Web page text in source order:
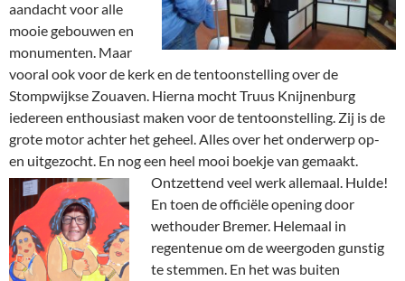
aandacht voor alle
mooie gebouwen en
monumenten. Maar
vooral ook voor de kerk en de tentoonstelling over de
Stompwijkse Zouaven. Hierna mocht Truus Knijnenburg
iedereen enthousiast maken voor de tentoonstelling. Zij is de
grote motor achter het geheel. Alles over het onderwerp op-
en uitgezocht. En nog een heel mooi boekje van gemaakt.
Ontzettend veel werkallemaal. Hulde!
En toen de officiële opening door
wethouder Bremer. Helemaal in
regentenue om de weergoden gunstig
te stemmen. En het was buiten